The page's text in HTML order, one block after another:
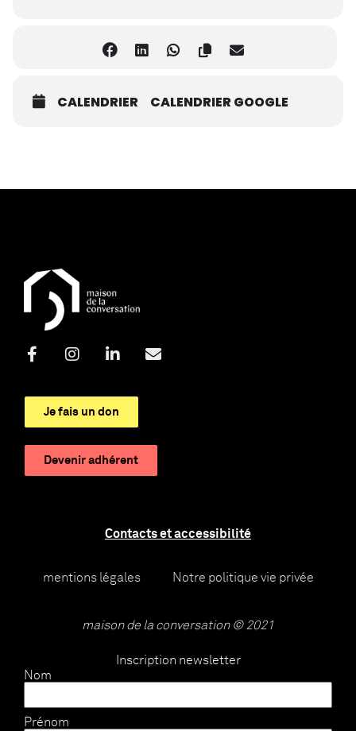
CALENDRIER CALENDRIER GOOGLE
Je fais un don
Devenir adhérent
Contacts et accessibilité
mentions légales Notre politique vie privée
maison de la conversation © 2021
Inscription newsletter
Nom
Prénom